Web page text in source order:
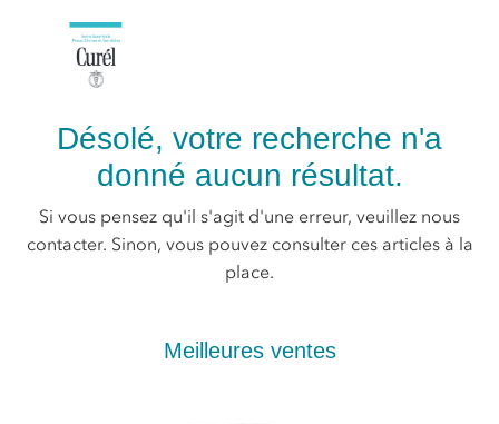
Désolé, votre recherche n'a
donné aucun résultat.
Si vous pensez qu'il s'agit d'une erreur, veuillez nous
contacter. Sinon, vous pouvez consulter ces articles à la
place.
Meilleures ventes